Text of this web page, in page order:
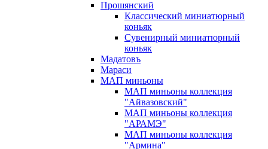
Прошянский
Классический миниатюрный
коньяк
Сувенирный миниатюрный
коньяк
Мадатовъ
Мараси
МАП миньоны
МАП миньоны коллекция
"Айвазовский"
МАП миньоны коллекция
"АРАМЭ"
МАП миньоны коллекция
"Армина"